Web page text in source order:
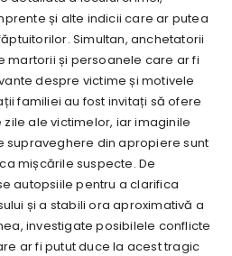
și alte indicii care ar putea
Simultan, anchetatorii
martorii și persoanele care ar fi
despre victime și motivele
familiei au fost invitați să ofere
ale victimelor, iar imaginile
supraveghere din apropiere sunt
mișcările suspecte. De
autopsiile pentru a clarifica
și a stabili ora aproximativă a
investigate posibilele conflicte
ar fi putut duce la acest tragic